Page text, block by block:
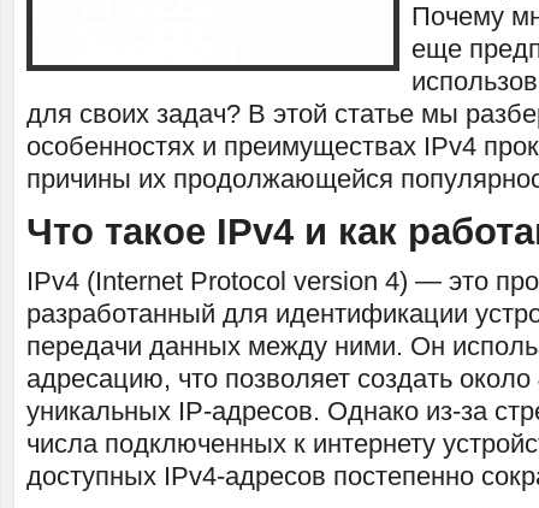
Почему
еще
для своих задач? В этой статье мы
особенностях и преимуществах IPv4
причины их продолжающейся
Что такое IPv4 и как
IPv4 (Internet Protocol version 4) — это
разработанный для идентификации
передачи данных между ними. Он
адресацию, что позволяет создать
уникальных IP-адресов. Однако из-за
числа подключенных к интернету
доступных IPv4-адресов постепенно